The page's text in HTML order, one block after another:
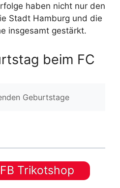
haben nicht nur den
Stadt Hamburg und die
insgesamt gestärkt.
beim FC
Geburtstage
Trikotshop